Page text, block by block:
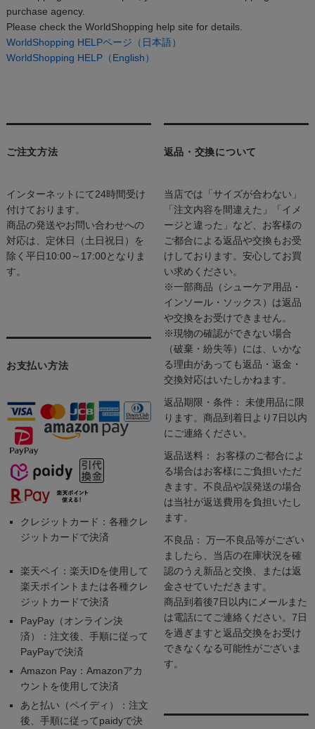
purchase agency.
Please check the WorldShopping help site for details.
WorldShopping HELPページ（日本語）
WorldShopping HELP（English）
ご注文方法
インターネットにて24時間受け
付けております。
商品の発送やお問い合わせへの
対応は、定休日（土日祝日）を
除く平日10:00～17:00となりま
す。
お支払い方法
クレジットカード：各種クレ
ジットカードで決済
楽天ペイ：楽天IDを使用して
楽天ポイントまたは各種クレ
ジットカードで決済
PayPay（オンライン決
済）：注文後、手順に従って
PayPayで決済
Amazon Pay：Amazonアカ
ウントを使用して決済
あと払い（ペイディ）：注文
後、手順に従ってpaidyで決
返品・交換について
当店では「サイズが合わない」
「注文内容を間違えた」「イメ
ージと違った」など、お客様の
ご都合による返品や交換もお受
けしております。安心してお買
い求めください。
※一部商品（シューケア用品・
インソール・ソックス）は返品
や交換をお受けできません。
※現物の確認ができない場合
（破棄・紛失等）には、いかな
る理由があっても返品・返金・
交換対応はいたしかねます。
返品期限・条件： 未使用品に限
ります。商品到着日より7日以内
にご連絡ください。
返品送料： お客様のご都合によ
る場合はお客様にご負担いただ
きます。不良品や誤発送の場合
は当社が返送費用を負担いたし
ます。
不良品： 万一不良品等がござい
ましたら、当店の在庫状況を確
認のうえ新品と交換、または返
金させていただきます。
商品到着後7日以内にメールまた
は電話にてご連絡ください。7日
を過ぎますと返品交換をお受け
できなくなる可能性がございま
す。